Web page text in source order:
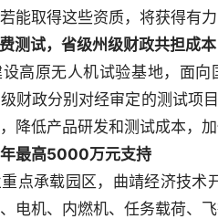
能取得这些资质，将获得有
测试，省级州级财政共担成本
高原无人机试验基地，面
财政分别对经审定的测试项
降低产品研发和测试成本，
最高5000万元支持
点承载园区，曲靖经济技
电机、内燃机、任务载荷、